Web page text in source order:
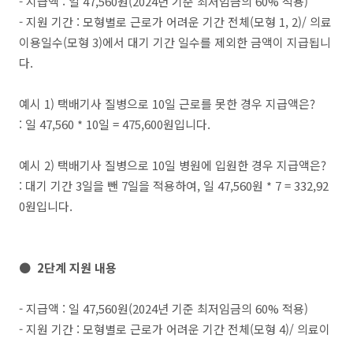
- 지원 기간 : 모형별로 근로가 어려운 기간 전체(모형 1, 2)/ 의료
이용일수(모형 3)에서 대기 기간 일수를 제외한 금액이 지급됩니
다.
예시 1) 택배기사 질병으로 10일 근로를 못한 경우 지급액은?
: 일 47,560 * 10일 = 475,600원입니다.
예시 2) 택배기사 질병으로 10일 병원에 입원한 경우 지급액은?
: 대기 기간 3일을 뺀 7일을 적용하여, 일 47,560원 * 7 = 332,92
0원입니다.
● 2단계 지원 내용
- 지급액 : 일 47,560원(2024년 기준 최저임금의 60% 적용)
- 지원 기간 : 모형별로 근로가 어려운 기간 전체(모형 4)/ 의료이